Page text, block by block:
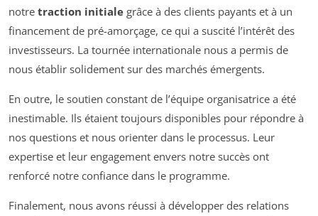
notre traction initiale grâce à des clients payants et à un
financement de pré-amorçage, ce qui a suscité l’intérêt des
investisseurs. La tournée internationale nous a permis de
nous établir solidement sur des marchés émergents.
En outre, le soutien constant de l’équipe organisatrice a été
inestimable. Ils étaient toujours disponibles pour répondre à
nos questions et nous orienter dans le processus. Leur
expertise et leur engagement envers notre succès ont
renforcé notre confiance dans le programme.
Finalement, nous avons réussi à développer des relations